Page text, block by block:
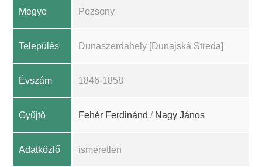
Megye Pozsony
Település Dunaszerdahely [Dunajská Streda]
Évszám 1846-1858
Gyűjtő Fehér Ferdinánd / Nagy János
Adatközlő ismeretlen